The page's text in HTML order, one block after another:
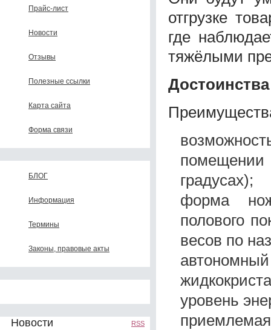
Прайс-лист
Новости
Отзывы
Полезные ссылки
Карта сайта
Форма связи
БЛОГ
Информация
Термины
Законы, правовые акты
Новости RSS
отгрузке
где
тяжёлыми
Достоинства
помещении
градусах);
форма
полового
весов по
уровень